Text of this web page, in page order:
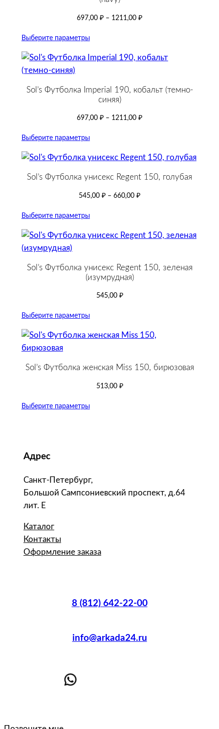
н
и
697,00 ₽ – 1211,00 ₽
Выберите параметры
Sol’s Футболка Imperial 190, кобальт (темно-
синяя)
697,00 ₽ – 1211,00 ₽
Выберите параметры
Sol’s Футболка унисекс Regent 150, голубая
545,00 ₽ – 660,00 ₽
Выберите параметры
Sol’s Футболка унисекс Regent 150, зеленая
(изумрудная)
545,00 ₽
Выберите параметры
Sol’s Футболка женская Miss 150, бирюзовая
513,00 ₽
Выберите параметры
Адрес
Санкт-Петербург,
Большой Сампсониевский проспект, д.64
лит. Е
Каталог
Контакты
Оформление заказа
8 (812) 642-22-00
info@arkada24.ru